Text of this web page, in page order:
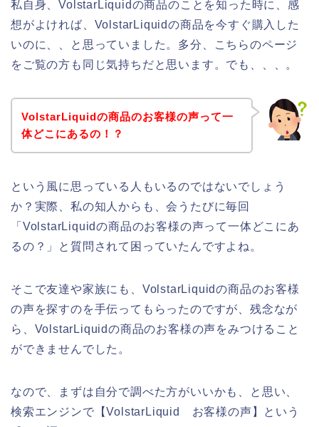
私自身、VolstarLiquidの商品のことを知った時に、感
想がよければ、VolstarLiquidの商品を今すぐ購入した
いのに、、と思っていました。多分、こちらのページ
をご覧の方も同じ気持ちだと思います。でも、、、。
VolstarLiquidの商品のお客様の声って一
体どこにあるの！？
という風に思っている人もいるのではないでしょう
か？実際、私の知人からも、会うたびに毎回
「VolstarLiquidの商品のお客様の声って一体どこにあ
るの？」と質問されて困っていたんですよね。
そこで友達や家族にも、VolstarLiquidの商品のお客様
の声を探すのを手伝ってもらったのですが、残念なが
ら、VolstarLiquidの商品のお客様の声をみつけること
ができませんでした。
なので、まずは自分で調べた方がいいかも、と思い、
検索エンジンで【VolstarLiquid お客様の声】という